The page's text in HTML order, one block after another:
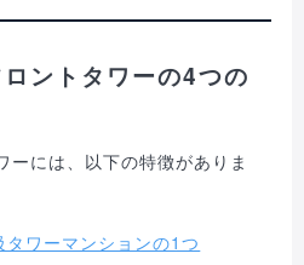
ントタワーの4つの
ーには、以下の特徴がありま
ワーマンションの1つ